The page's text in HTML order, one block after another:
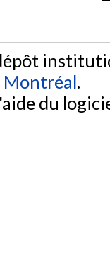
Montréal.
du